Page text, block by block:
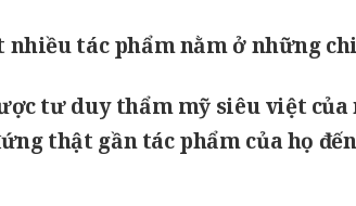
nhiều tác phẩm nằm ở những
tư duy thẩm mỹ siêu việt
thật gần tác phẩm của họ